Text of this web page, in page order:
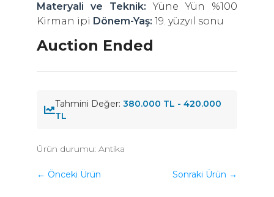
Materyali ve Teknik: Yüne Yün %100
Kirman ipi Dönem-Yaş: 19. yüzyıl sonu
Auction Ended
Tahmini Değer: 380.000 TL - 420.000
TL
Ürün durumu: Antika
← Önceki Ürün Sonraki Ürün →